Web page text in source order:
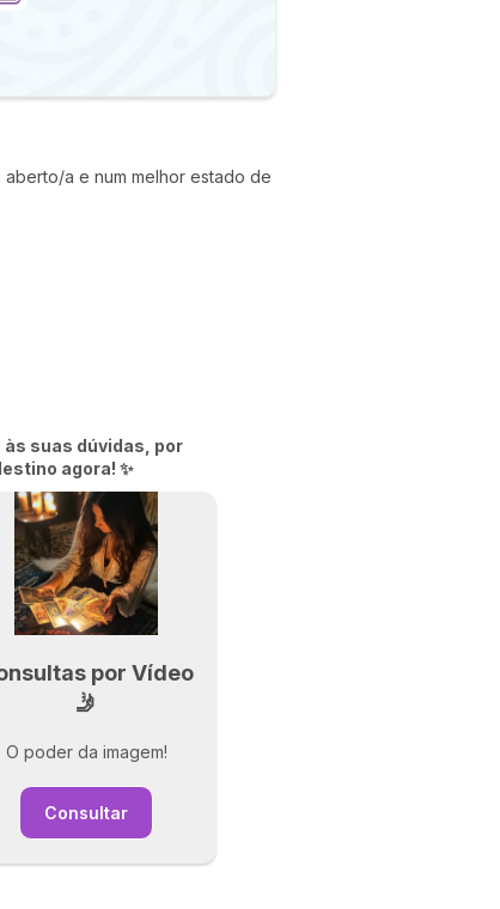
aberto/a e num melhor estado de
suas dúvidas, por
agora! ✨
por Vídeo
🤳
O poder da imagem!
Consultar